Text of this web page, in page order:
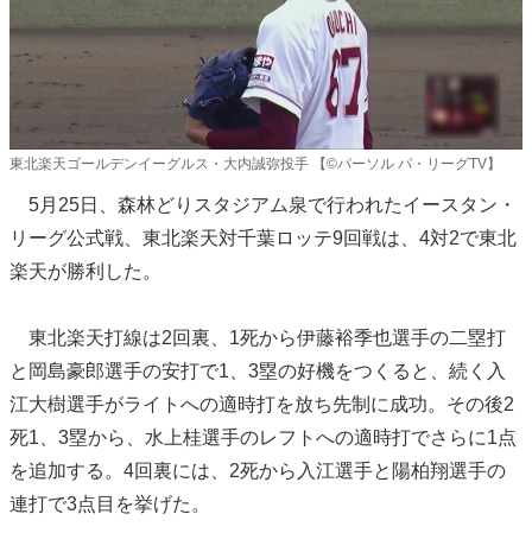
東北楽天ゴールデンイーグルス・大内誠弥投手 【©パーソル パ・リーグTV】
5月25日、森林どりスタジアム泉で行われたイースタン・
リーグ公式戦、東北楽天対千葉ロッテ9回戦は、4対2で東北
楽天が勝利した。
東北楽天打線は2回裏、1死から伊藤裕季也選手の二塁打
と岡島豪郎選手の安打で1、3塁の好機をつくると、続く入
江大樹選手がライトへの適時打を放ち先制に成功。その後2
死1、3塁から、水上桂選手のレフトへの適時打でさらに1点
を追加する。4回裏には、2死から入江選手と陽柏翔選手の
連打で3点目を挙げた。